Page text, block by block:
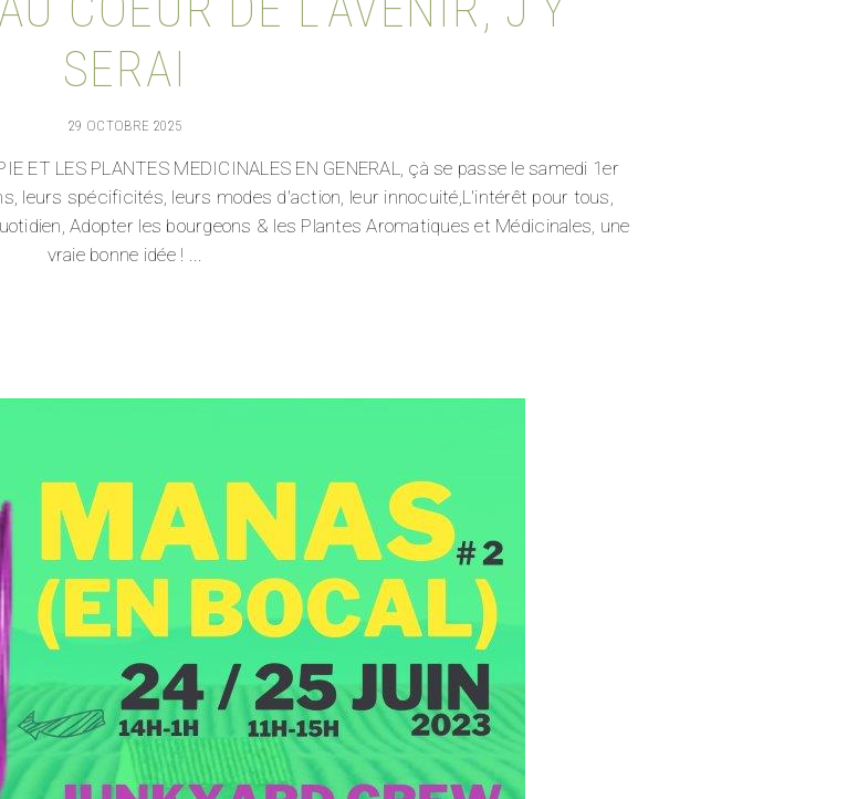
SERAI
29 OCTOBRE 2025
ET LES PLANTES MEDICINALES EN GENERAL, çà se passe le samedi 1er
leurs spécificités, leurs modes d'action, leur innocuité,L'intérêt pour tous,
Adopter les bourgeons & les Plantes Aromatiques et Médicinales, une
vraie bonne idée !